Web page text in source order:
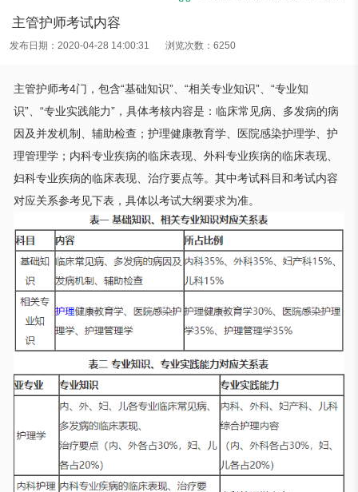
主管护师考试内容
发布日期：2020-04-28 14:00:31 浏览次数：6250
主管护师考4门，包含“基础知识”、“相关专业知识”、“专业知
识”、“专业实践能力”，具体考核内容是：临床常见病、多发病的病
因及并发机制、辅助检查；护理健康教育学、医院感染护理学、护
理管理学；内科专业疾病的临床表现、外科专业疾病的临床表现、
妇科专业疾病的临床表现、治疗要点等。其中考试科目和考试内容
对应关系参考见下表，具体以考试大纲要求为准。